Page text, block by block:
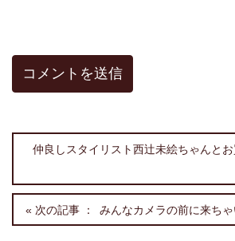
仲良しスタイリスト西辻未絵ちゃんと
みんなカメラの前に来ち